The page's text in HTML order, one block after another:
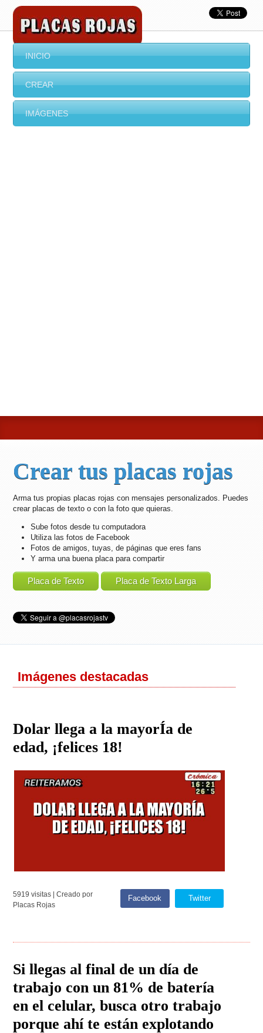
INICIO
CREAR
IMÁGENES
Crear tus placas rojas
Arma tus propias placas rojas con mensajes personalizados. Puedes
crear placas de texto o con la foto que quieras.
Sube fotos desde tu computadora
Utiliza las fotos de Facebook
Fotos de amigos, tuyas, de páginas que eres fans
Y arma una buena placa para compartir
Placa de Texto Placa de Texto Larga
Imágenes destacadas
Dolar llega a la mayorÍa de
edad, ¡felices 18!
5919 visitas | Creado por
Placas Rojas
Facebook Twitter
Si llegas al final de un día de
trabajo con un 81% de batería
en el celular, busca otro trabajo
porque ahí te están explotando